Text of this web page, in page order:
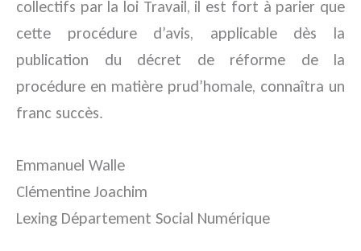
collectifs par la loi Travail, il est fort à parier que
cette procédure d’avis, applicable dès la
publication du décret de réforme de la
procédure en matière prud’homale, connaîtra un
franc succès.
Emmanuel Walle
Clémentine Joachim
Lexing Département Social Numérique